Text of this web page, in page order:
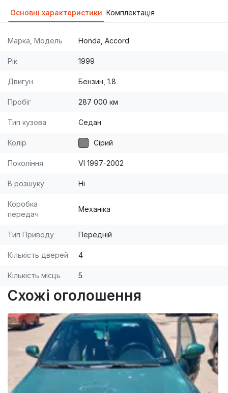
Основні характеристики Комплектація
Марка, Модель Honda, Accord
Рік 1999
Двигун Бензин, 1.8
Пробіг 287 000 км
Тип кузова Седан
Колір Сірий
Покоління VI 1997-2002
В розшуку Ні
Коробка
передач
Механіка
Тип Приводу Передній
Кількість дверей 4
Кількість місць 5
Схожі оголошення